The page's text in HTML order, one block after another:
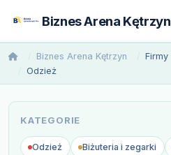
Biznes Arena Kętrzyn
Biznes Arena Kętrzyn Firmy
Odzież
KATEGORIE
Odzież Biżuteria i zegarki